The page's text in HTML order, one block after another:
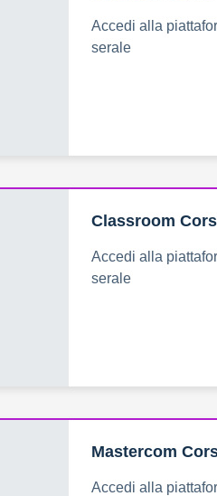
Accedi alla
serale
Classroom
Accedi alla
serale
Mastercom
Accedi alla